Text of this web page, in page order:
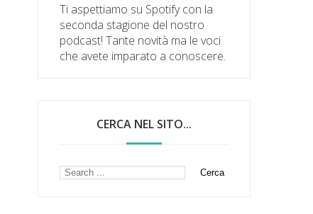
Ti aspettiamo su Spotify con la
seconda stagione del nostro
podcast! Tante novità ma le voci
che avete imparato a conoscere.
CERCA NEL SITO...